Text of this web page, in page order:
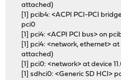
attached)
[1] pcib4: <ACPI PCI-PCI
pci0
[1] pci4: <ACPI PCI bus> on
[1] pci4: <network, ethernet>
attached)
[1] pci0: <network> at device
[1] sdhci0: <Generic SD HCI>